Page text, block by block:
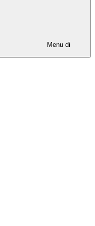
Menu di